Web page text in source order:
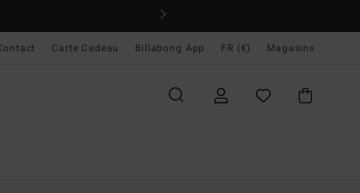
Carte Cadeau Billabong App FR (€) Magasins